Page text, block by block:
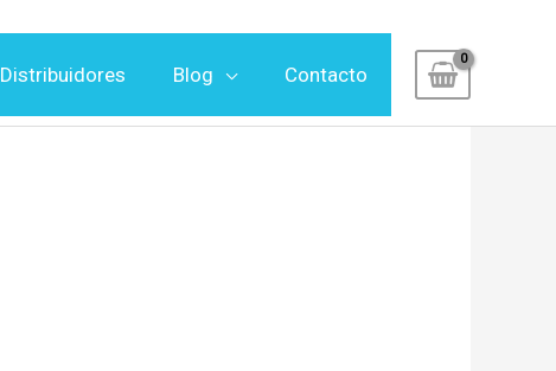
Distribuidores Blog Contacto